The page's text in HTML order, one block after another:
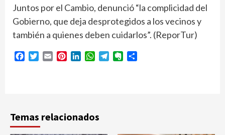
Juntos por el Cambio, denunció “la complicidad del
Gobierno, que deja desprotegidos a los vecinos y
también a quienes deben cuidarlos”. (ReporTur)
Facebook
Twitter
Email PinterestLinkedInWhatsApp
TelegramEvernote
Temas relacionados